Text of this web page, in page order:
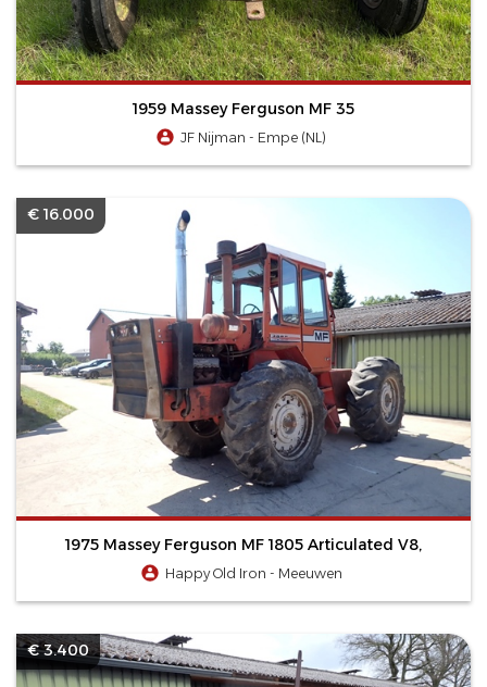
1959 Massey Ferguson MF 35
JF Nijman - Empe (NL)
€ 16.000
1975 Massey Ferguson MF 1805 Articulated V8,
Happy Old Iron - Meeuwen
€ 3.400